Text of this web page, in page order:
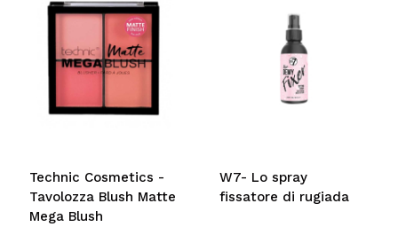
Technic Cosmetics -
Tavolozza Blush Matte
Mega Blush
W7- Lo spray
fissatore di rugiada